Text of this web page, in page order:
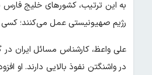
به این ترتیب، کشورهای خلیج فارس
رژیم صهیونیستی عمل می‌کنند؛
علی واعظ، کارشناس مسائل ایران
در واشنگتن نفوذ بالایی دارند. او